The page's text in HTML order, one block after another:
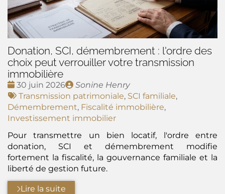
Donation, SCI, démembrement : l'ordre des
choix peut verrouiller votre transmission
immobilière
Date
:
30 juin 2026
Publié
par
Sonine Henry
Tags
:
Transmission patrimoniale, SCI familiale,
Démembrement, Fiscalité immobilière,
Investissement immobilier
Pour transmettre un bien locatif, l'ordre entre
donation, SCI et démembrement modifie
fortement la fiscalité, la gouvernance familiale et la
liberté de gestion future.
Lire la suite